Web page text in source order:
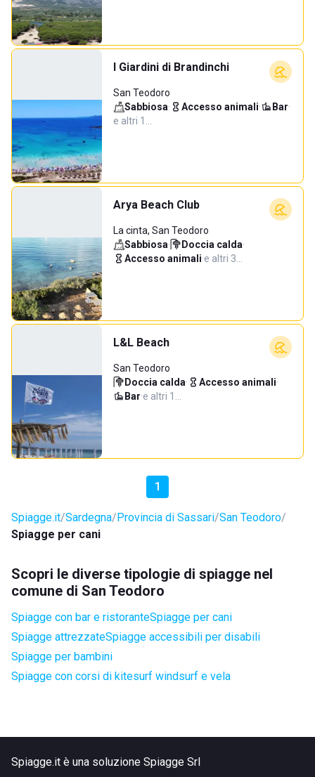
I Giardini di Brandinchi
San Teodoro
Sabbiosa· Accesso animali· Bar·
e altri 1…
Arya Beach Club
La cinta, San Teodoro
Sabbiosa· Doccia calda·
Accesso animali·e altri 3…
L&L Beach
San Teodoro
Doccia calda· Accesso animali·
Bar·e altri 1…
1
Spiagge.it Sardegna Provincia di Sassari San Teodoro
Spiagge per cani
Scopri le diverse tipologie di spiagge nel
comune di San Teodoro
Spiagge con bar e ristoranteSpiagge per cani
Spiagge attrezzateSpiagge accessibili per disabili
Spiagge per bambini
Spiagge con corsi di kitesurf windsurf e vela
Spiagge.it è una soluzione Spiagge Srl